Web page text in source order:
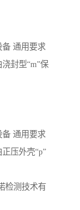
备 通用要求
封型“m”保
备 通用要求
压外壳“p”
检测技术有